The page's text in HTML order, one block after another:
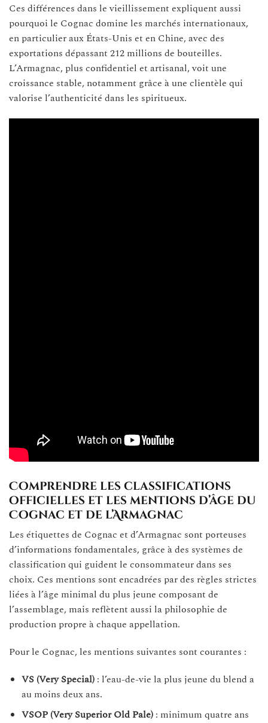
Ces différences dans le vieillissement expliquent aussi
pourquoi le Cognac domine les marchés internationaux,
en particulier aux États-Unis et en Chine, avec des
exportations dépassant 212 millions de bouteilles.
L’Armagnac, plus confidentiel et artisanal, voit une
croissance stable, notamment grâce à une clientèle qui
valorise l’authenticité dans les spiritueux.
Comprendre les classifications
officielles et les mentions d’âge du
Cognac et de l’Armagnac
Les étiquettes de Cognac et d’Armagnac sont porteuses
d’informations fondamentales, grâce à des systèmes de
classification qui guident le consommateur dans ses
choix. Ces mentions sont encadrées par des règles strictes
liées à l’âge minimal du plus jeune composant de
l’assemblage, mais reflètent aussi la philosophie de
production propre à chaque appellation.
Pour le Cognac, les mentions suivantes sont courantes :
VS (Very Special): l’eau-de-vie la plus jeune du blend a
au moins deux ans.
VSOP (Very Superior Old Pale): minimum quatre ans